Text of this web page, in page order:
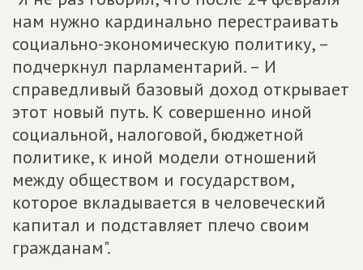
нам нужно кардинально перестраивать
социально-экономическую политику, –
подчеркнул парламентарий. – И
справедливый базовый доход открывает
этот новый путь. К совершенно иной
социальной, налоговой, бюджетной
политике, к иной модели отношений
между обществом и государством,
которое вкладывается в человеческий
капитал и подставляет плечо своим
гражданам".